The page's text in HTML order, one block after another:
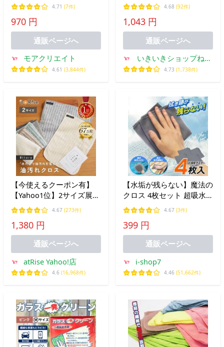
き取り 超吸水 速乾 ふきん
洗剤不要 キッチンクロス
窓拭き 洗車タオル 掃除
80S◇ 新クロス20枚入×2
4.71 (7件)
970 円
通販ページへ
モアクリエイト
4.61 (3,844件)
ール便 送料無料
4.68 (92件)
1,043 円
通販ページへ
いきいきショップねん
りん
4.73 (1,738件)
【今使えるクーポン有】
【Yahoo1位】2サイズ展開
油汚れに強い 5枚入りキッ
チンクロス 5枚セット 油
汚れ お掃除 台ふき ふきん
雑巾 水だけで油汚れが落
4.67 (273件)
1,380 円
通販ページへ
atRise Yahoo!店
4.6 (16,968件)
【水垢が残らない】魔法の
クロス 4枚セット 超吸水
ダスター 万能ふきん 浴室
鏡 油汚れ ガラス 窓 車 拭
き上げ 大掃除 お掃除クロ
ス /2M◇ 掃除ダスター
4.67 (3件)
399 円
通販ページへ
i-shop7
4.46 (51,662件)